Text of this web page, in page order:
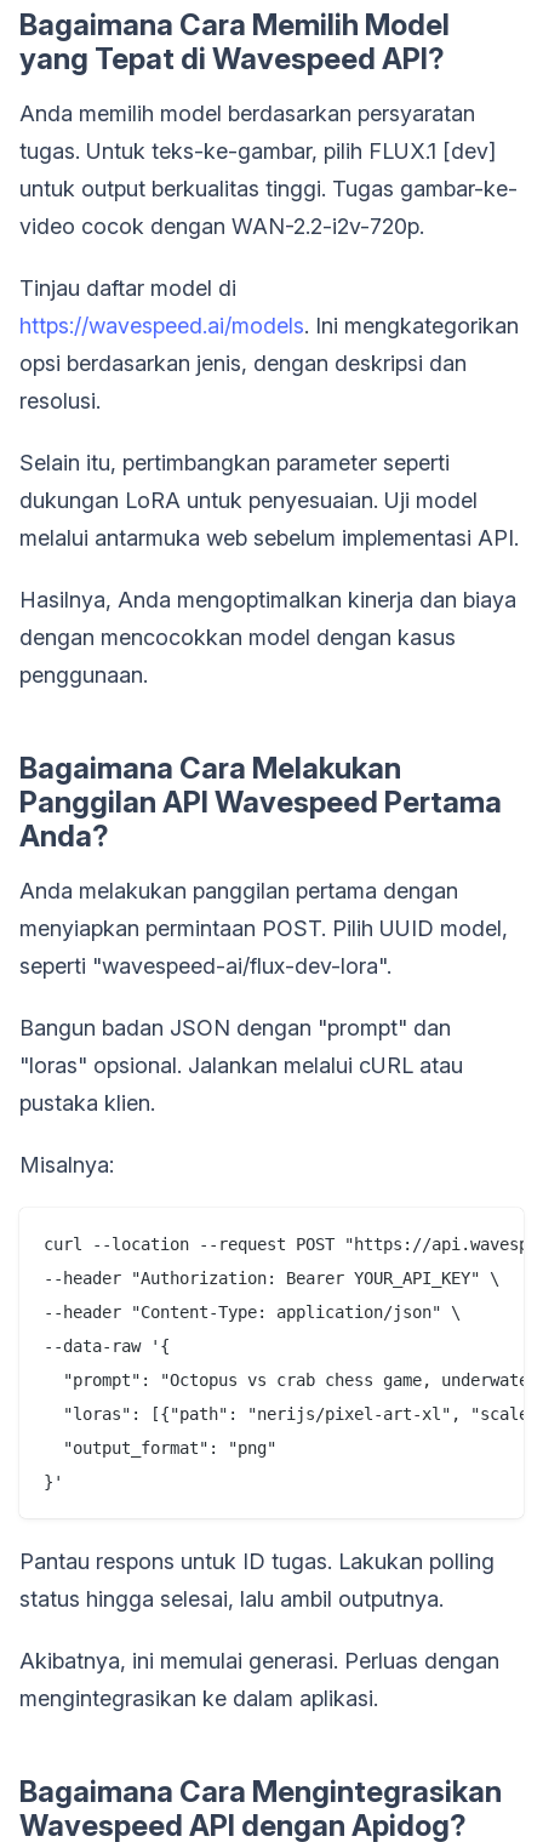
Bagaimana Cara Memilih Model
yang Tepat di Wavespeed API?
Anda memilih model berdasarkan persyaratan
tugas. Untuk teks-ke-gambar, pilih FLUX.1 [dev]
untuk output berkualitas tinggi. Tugas gambar-ke-
video cocok dengan WAN-2.2-i2v-720p.
Tinjau daftar model di
https://wavespeed.ai/models. Ini mengkategorikan
opsi berdasarkan jenis, dengan deskripsi dan
resolusi.
Selain itu, pertimbangkan parameter seperti
dukungan LoRA untuk penyesuaian. Uji model
melalui antarmuka web sebelum implementasi API.
Hasilnya, Anda mengoptimalkan kinerja dan biaya
dengan mencocokkan model dengan kasus
penggunaan.
Bagaimana Cara Melakukan
Panggilan API Wavespeed Pertama
Anda?
Anda melakukan panggilan pertama dengan
menyiapkan permintaan POST. Pilih UUID model,
seperti "wavespeed-ai/flux-dev-lora".
Bangun badan JSON dengan "prompt" dan
"loras" opsional. Jalankan melalui cURL atau
pustaka klien.
Misalnya:
curl --location --request POST "https://
--header "Authorization: Bearer YOUR_API_KEY" \
--header "Content-Type: application/json" \
--data-raw '{
"prompt": "Octopus vs crab chess game,
"loras": [{"path": "nerijs/pixel-art-xl",
  "output_format": "png"
Pantau respons untuk ID tugas. Lakukan polling
status hingga selesai, lalu ambil outputnya.
Akibatnya, ini memulai generasi. Perluas dengan
mengintegrasikan ke dalam aplikasi.
Bagaimana Cara Mengintegrasikan
Wavespeed API dengan Apidog?